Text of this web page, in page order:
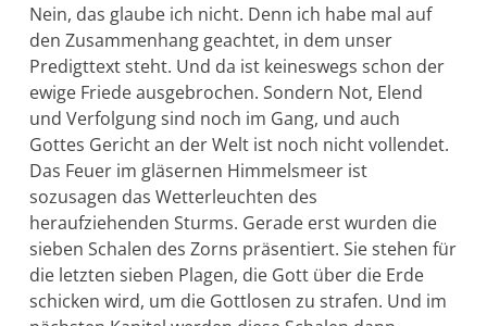
Nein, das glaube ich nicht. Denn ich habe mal auf
den Zusammen­hang geachtet, in dem unser
Predigttext steht. Und da ist keines­wegs schon der
ewige Friede ausgebrochen. Sondern Not, Elend
und Verfol­gung sind noch im Gang, und auch
Gottes Gericht an der Welt ist noch nicht vollendet.
Das Feuer im gläsernen Himmelsmeer ist
sozusagen das Wetterleuchten des
heraufziehenden Sturms. Gerade erst wurden die
sieben Schalen des Zorns präsentiert. Sie stehen für
die letzten sieben Plagen, die Gott über die Erde
schicken wird, um die Gottlosen zu strafen. Und im